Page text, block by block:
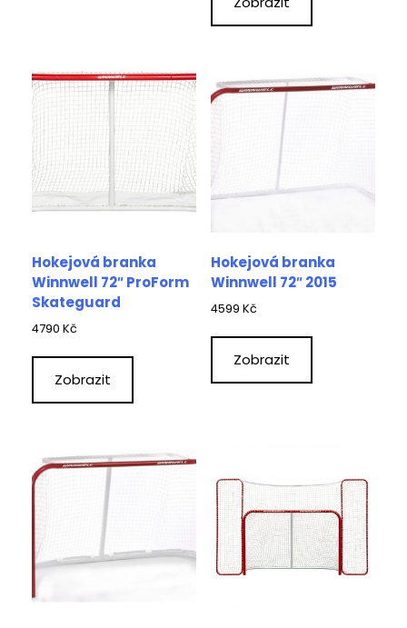
Hokejová branka
Winnwell 72″ ProForm
Skateguard
4790 Kč
Zobrazit
Hokejová branka
Winnwell 72″ 2015
4599 Kč
Zobrazit